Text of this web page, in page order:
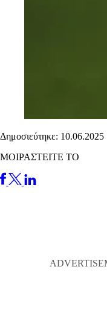
Δημοσιεύτηκε: 10.06.2025
ΜΟΙΡΑΣΤΕΙΤΕ ΤΟ